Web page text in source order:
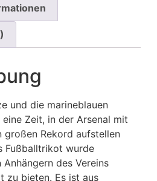
und die marineblauen
Zeit, in der Arsenal mit
großen Rekord aufstellen
Fußballtrikot wurde
des Vereins
zu bieten. Es ist aus